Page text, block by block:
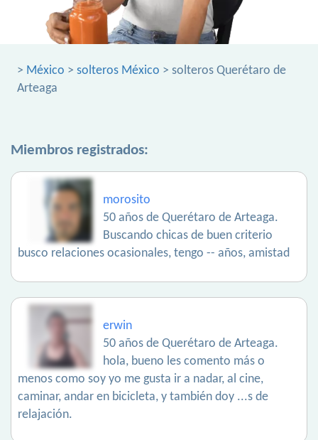
> México > solteros México > solteros Querétaro de
Arteaga
Miembros registrados:
morosito
50 años de Querétaro de Arteaga.
Buscando chicas de buen criterio
busco relaciones ocasionales, tengo -- años, amistad
erwin
50 años de Querétaro de Arteaga.
hola, bueno les comento más o
menos como soy yo me gusta ir a nadar, al cine,
caminar, andar en bicicleta, y también doy ...s de
relajación.